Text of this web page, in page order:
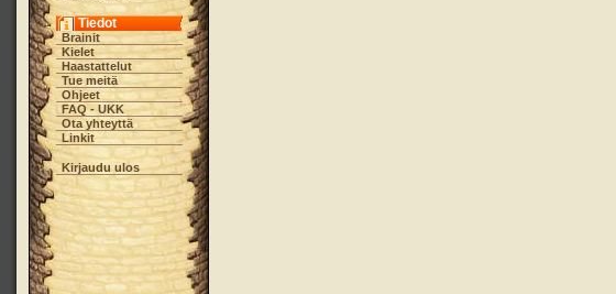
Tiedot
Brainit
Kielet
Haastattelut
Tue meitä
Ohjeet
FAQ - UKK
Ota yhteyttä
Linkit
Kirjaudu ulos